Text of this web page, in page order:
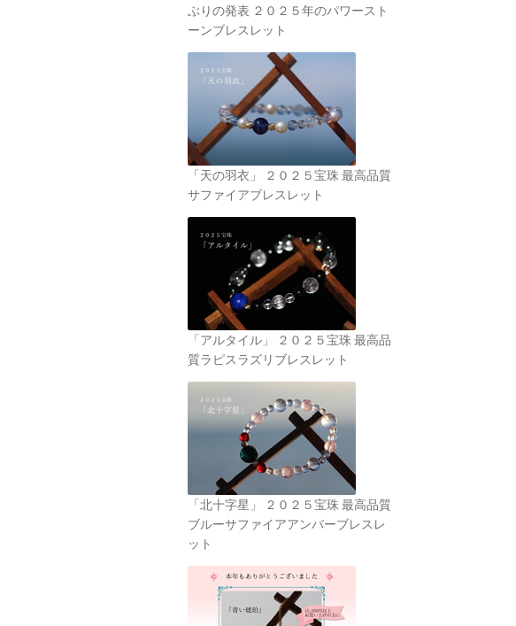
ぶりの発表 ２０２５年のパワースト
ーンブレスレット
「天の羽衣」 ２０２５宝珠 最高品質
サファイアブレスレット
「アルタイル」 ２０２５宝珠 最高品
質ラピスラズリブレスレット
「北十字星」 ２０２５宝珠 最高品質
ブルーサファイアアンバーブレスレ
ット